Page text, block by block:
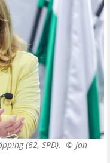
(62, SPD). © Jan